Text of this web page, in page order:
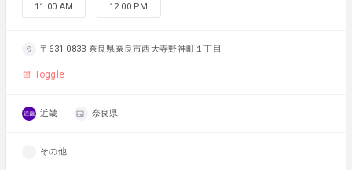
11:00 AM 12:00 PM
〒631-0833 奈良県奈良市西大寺野神町１丁目
Toggle
近畿 奈良県
その他